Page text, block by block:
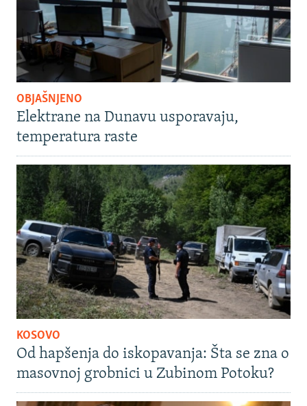
OBJAŠNJENO
Elektrane na Dunavu usporavaju,
temperatura raste
KOSOVO
Od hapšenja do iskopavanja: Šta se zna o
masovnoj grobnici u Zubinom Potoku?